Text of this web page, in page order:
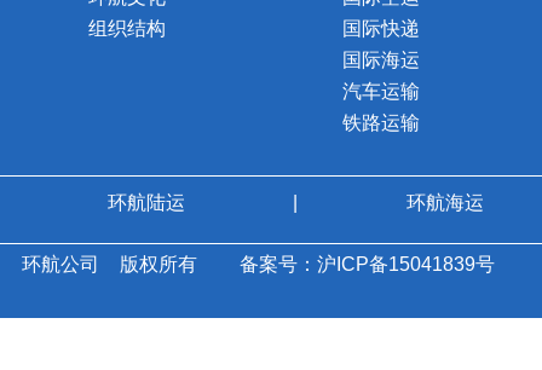
组织结构
国际快递
国际海运
汽车运输
铁路运输
环航陆运 环航海运
环航公司 版权所有 备案号：沪ICP备15041839号